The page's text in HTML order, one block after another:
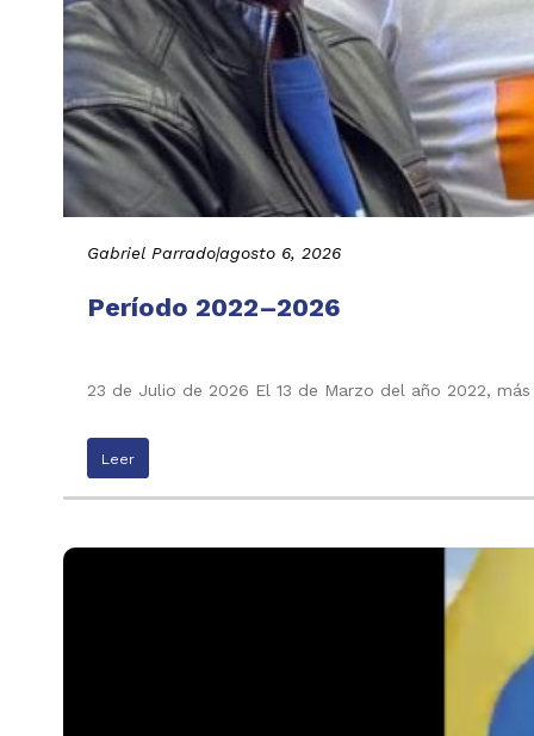
Gabriel Parrado|agosto 6, 2026
Período 2022–2026
23 de Julio de 2026 El 13 de Marzo del año 2022,
Leer